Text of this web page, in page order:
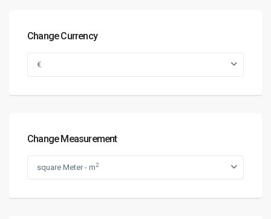
Change Currency
€
Change Measurement
square Meter - m2